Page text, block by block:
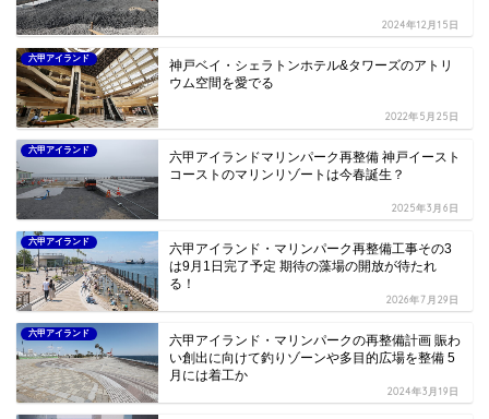
2024年12月15日
六甲アイランド
神戸ベイ・シェラトンホテル&タワーズのアトリ
ウム空間を愛でる
2022年5月25日
六甲アイランド
六甲アイランドマリンパーク再整備 神戸イースト
コーストのマリンリゾートは今春誕生？
2025年3月6日
六甲アイランド
六甲アイランド・マリンパーク再整備工事その3
は9月1日完了予定 期待の藻場の開放が待たれ
る！
2026年7月29日
六甲アイランド
六甲アイランド・マリンパークの再整備計画 賑わ
い創出に向けて釣りゾーンや多目的広場を整備 5
月には着工か
2024年3月19日